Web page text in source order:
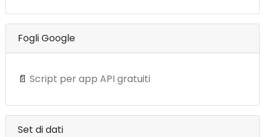
Fogli Google
📄 Script per app API gratuiti
Set di dati